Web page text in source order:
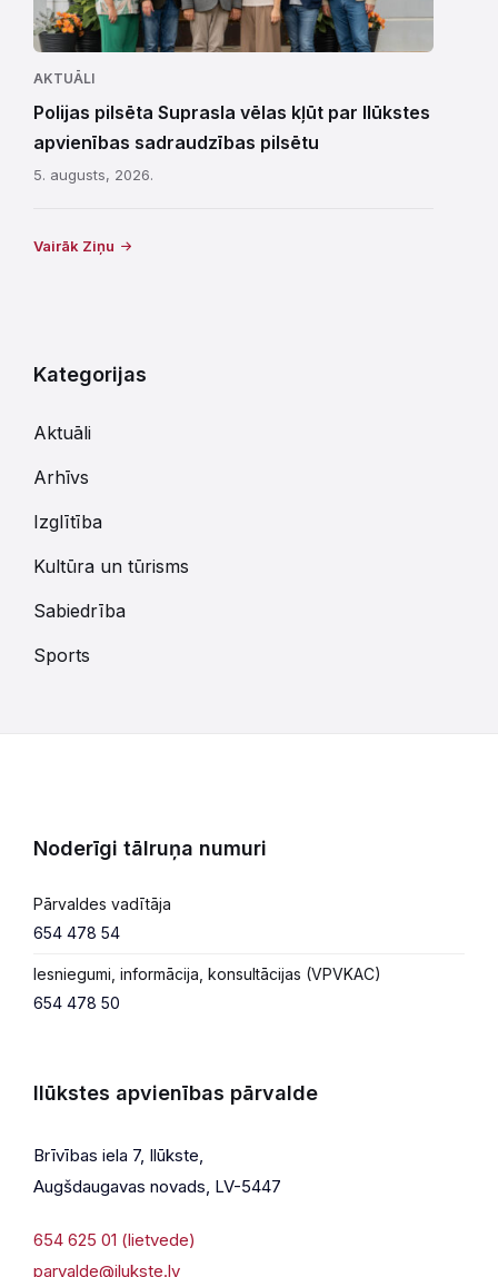
AKTUĀLI
Polijas pilsēta Suprasla vēlas kļūt par Ilūkstes
apvienības sadraudzības pilsētu
5. augusts, 2026.
Vairāk Ziņu
Kategorijas
Aktuāli
Arhīvs
Izglītība
Kultūra un tūrisms
Sabiedrība
Sports
Noderīgi tālruņa numuri
Pārvaldes vadītāja
654 478 54
Iesniegumi, informācija, konsultācijas (VPVKAC)
654 478 50
Ilūkstes apvienības pārvalde
Brīvības iela 7, Ilūkste,
Augšdaugavas novads, LV-5447
654 625 01 (lietvede)
parvalde@ilukste.lv